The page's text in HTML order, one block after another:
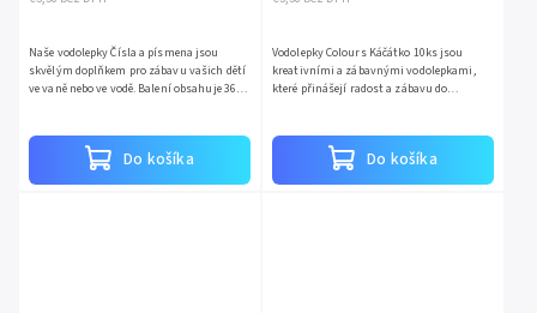
Do košíka
Naše vodolepky Čísla a písmena jsou
skvělým doplňkem pro zábavu vašich dětí
ve vaně nebo ve vodě. Balení obsahuje 36
Do košíka
Vodolepky Colours Káčátko 10ks jsou
kreativními a zábavnými vodolepkami,
které přinášejí radost a zábavu do